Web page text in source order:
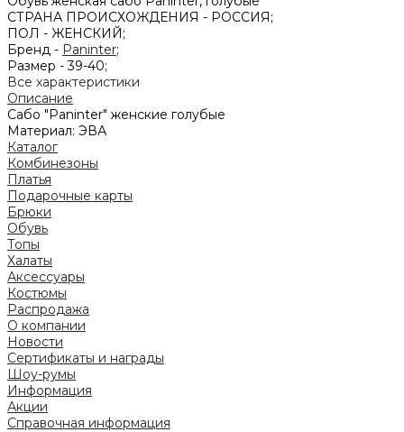
СТРАНА ПРОИСХОЖДЕНИЯ - РОССИЯ;
ПОЛ - ЖЕНСКИЙ;
Бренд - Paninter;
Размер -39-40;
Все характеристики
Описание
Сабо "Paninter" женские голубые
Материал: ЭВА
Каталог
Комбинезоны
Платья
Подарочные карты
Брюки
Обувь
Топы
Халаты
Аксессуары
Костюмы
Распродажа
О компании
Новости
Сертификаты и награды
Шоу-румы
Информация
Акции
Справочная информация